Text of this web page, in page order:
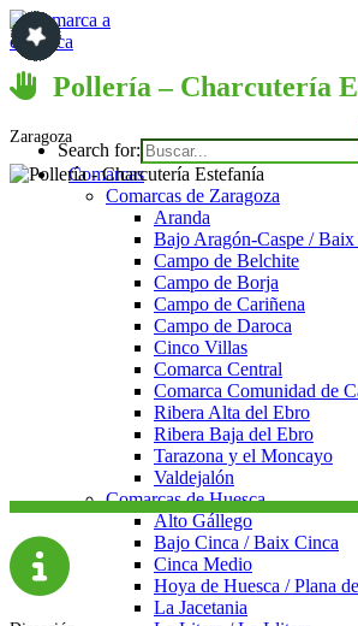
Saltar
al
contenido
Comarca a comarca
Search for:
Comarcas
Comarcas de Zaragoza
Aranda
Bajo Aragón-Caspe /
Campo de Belchite
Campo de Borja
Campo de Cariñena
Campo de Daroca
Cinco Villas
Comarca Central
Comarca Comunidad de
Ribera Alta del Ebro
Ribera Baja del Ebro
Tarazona y el Moncayo
Valdejalón
Comarcas de Huesca
Alto Gállego
Bajo Cinca / Baix Cinca
Cinca Medio
Hoya de Huesca / Plana
La Jacetania
Pollería – Charcutería
Zaragoza